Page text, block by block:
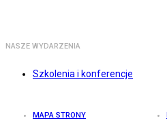
NASZE WYDARZENIA
Szkolenia i konferencje
MAPA STRONY